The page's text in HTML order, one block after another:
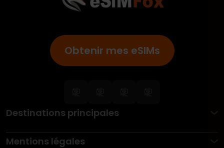
Obtenir mes eSIMs
Destinations principales
Mentions légales